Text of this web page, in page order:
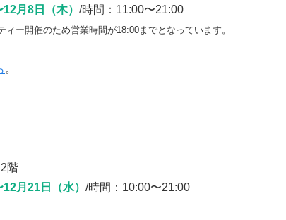
月8日（木） /時間：11:00〜21:00
ー開催のため営業時間が18:00までとなっています。
。
階
月21日（水） /時間：10:00〜21:00